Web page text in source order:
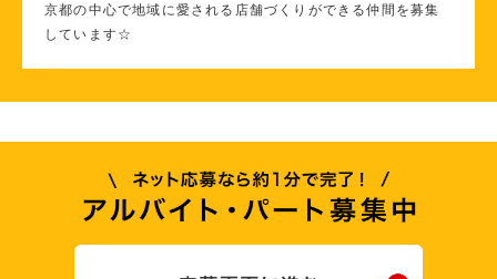
京都の中心で地域に愛される店舗づくりができる仲間を募集
しています☆